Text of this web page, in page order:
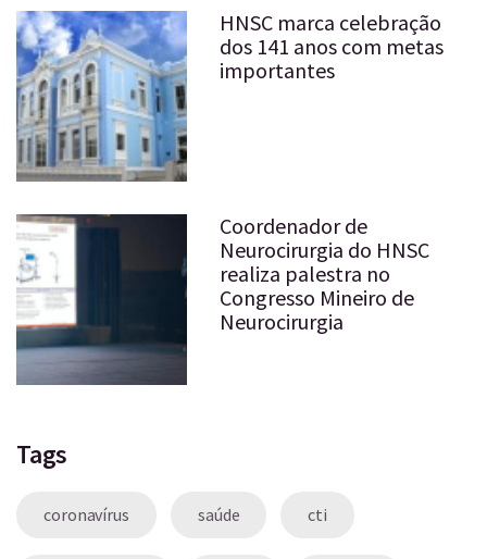
HNSC marca celebração
dos 141 anos com metas
importantes
Coordenador de
Neurocirurgia do HNSC
realiza palestra no
Congresso Mineiro de
Neurocirurgia
Tags
coronavírus saúde cti